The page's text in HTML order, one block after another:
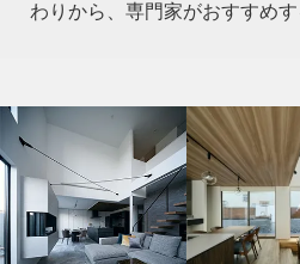
わりから、専門家がおすすめ